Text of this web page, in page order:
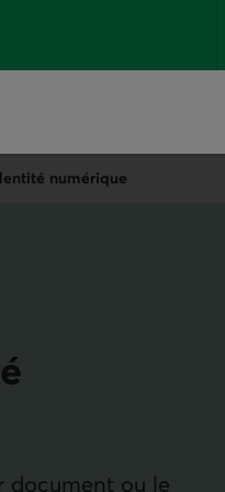
numérique
document ou le